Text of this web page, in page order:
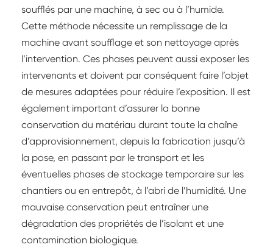
soufflés par une machine, à sec ou à l’humide.
Cette méthode nécessite un remplissage de la
machine avant soufflage et son nettoyage après
l’intervention. Ces phases peuvent aussi exposer les
intervenants et doivent par conséquent faire l’objet
de mesures adaptées pour réduire l’exposition. Il est
également important d’assurer la bonne
conservation du matériau durant toute la chaîne
d’approvisionnement, depuis la fabrication jusqu’à
la pose, en passant par le transport et les
éventuelles phases de stockage temporaire sur les
chantiers ou en entrepôt, à l’abri de l’humidité. Une
mauvaise conservation peut entraîner une
dégradation des propriétés de l’isolant et une
contamination biologique.